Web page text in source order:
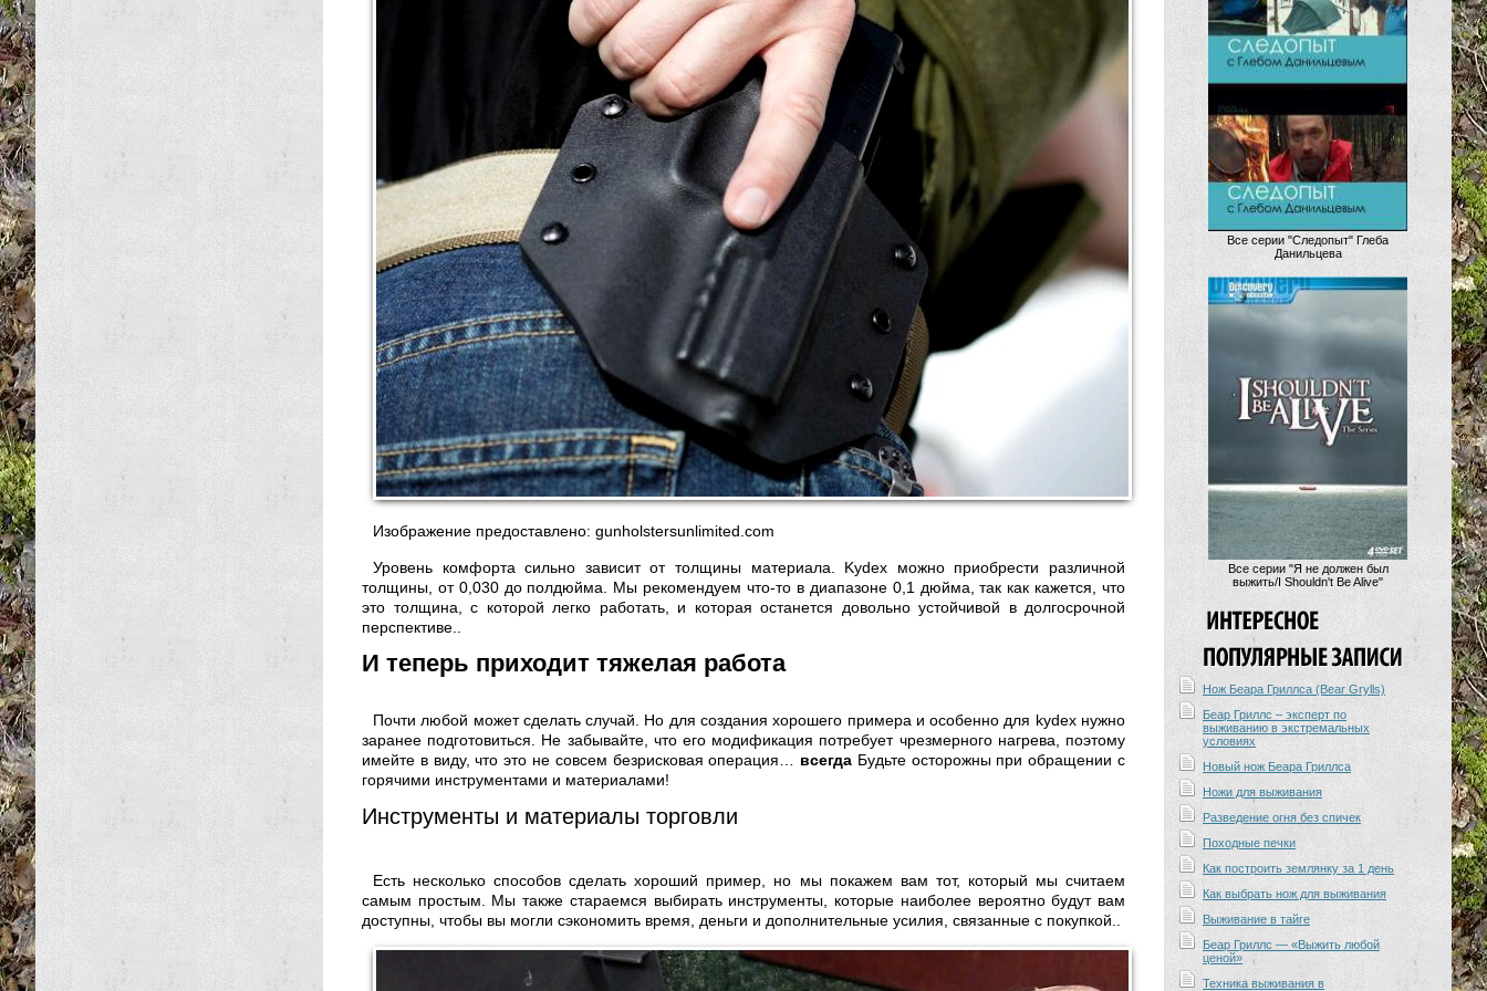
Изображение предоставлено: gunholstersunlimited.com
Уровень комфорта сильно зависит от толщины материала. Kydex можно приобрести различной
толщины, от 0,030 до полдюйма. Мы рекомендуем что-то в диапазоне 0,1 дюйма, так как кажется, что
это толщина, с которой легко работать, и которая останется довольно устойчивой в долгосрочной
перспективе..
И теперь приходит тяжелая работа
Почти любой может сделать случай. Но для создания хорошего примера и особенно для kydex нужно
заранее подготовиться. Не забывайте, что его модификация потребует чрезмерного нагрева, поэтому
имейте в виду, что это не совсем безрисковая операция… всегда Будьте осторожны при обращении с
горячими инструментами и материалами!
Инструменты и материалы торговли
Есть несколько способов сделать хороший пример, но мы покажем вам тот, который мы считаем
самым простым. Мы также стараемся выбирать инструменты, которые наиболее вероятно будут вам
доступны, чтобы вы могли сэкономить время, деньги и дополнительные усилия, связанные с покупкой..
Все серии "Следопыт" Глеба
Данильцева
Все серии "Я не должен был
выжить/I Shouldn't Be Alive"
Нож Беара Гриллса (Bear Grylls)
Беар Гриллс – эксперт по
выживанию в экстремальных
условиях
Новый нож Беара Гриллса
Ножи для выживания
Разведение огня без спичек
Походные печки
Как построить землянку за 1 день
Как выбрать нож для выживания
Выживание в тайге
Беар Гриллс — «Выжить любой
ценой»
Техника выживания в